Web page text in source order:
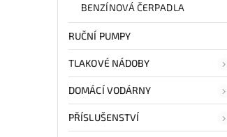
BENZÍNOVÁ ČERPADLA
RUČNÍ PUMPY
TLAKOVÉ NÁDOBY
DOMÁCÍ VODÁRNY
PŘÍSLUŠENSTVÍ